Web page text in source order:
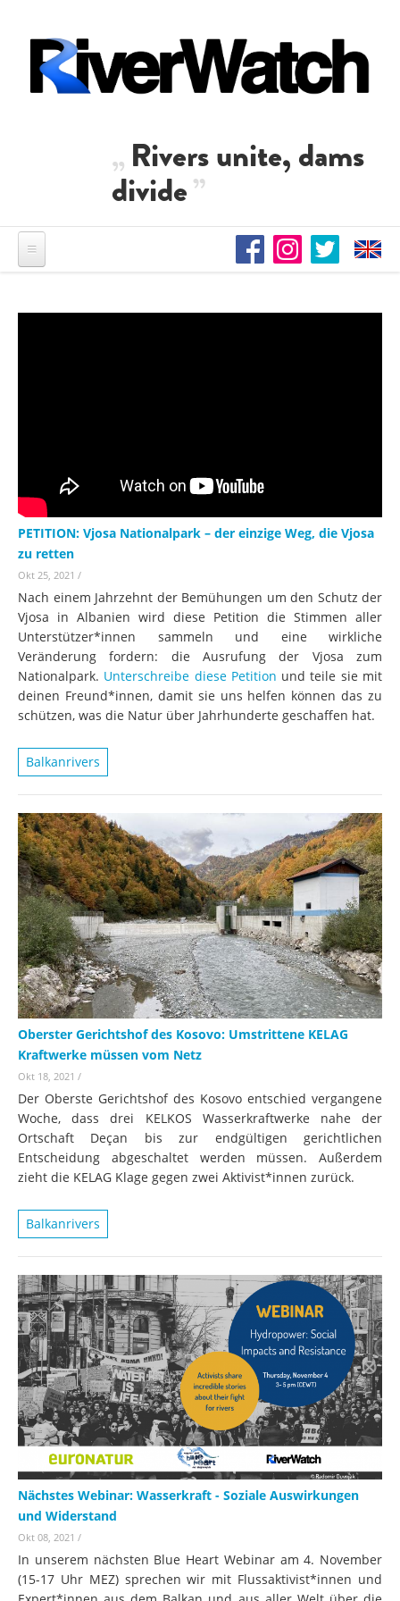
Rivers unite, dams
divide
PETITION: Vjosa Nationalpark – der einzige Weg, die Vjosa
zu retten
Okt 25, 2021 /
Nach einem Jahrzehnt der Bemühungen um den Schutz der
Vjosa in Albanien wird diese Petition die Stimmen aller
Unterstützer*innen sammeln und eine wirkliche
Veränderung fordern: die Ausrufung der Vjosa zum
Nationalpark. Unterschreibe diese Petition und teile sie mit
deinen Freund*innen, damit sie uns helfen können das zu
schützen, was die Natur über Jahrhunderte geschaffen hat.
Balkanrivers
Oberster Gerichtshof des Kosovo: Umstrittene KELAG
Kraftwerke müssen vom Netz
Okt 18, 2021 /
Der Oberste Gerichtshof des Kosovo entschied vergangene
Woche, dass drei KELKOS Wasserkraftwerke nahe der
Ortschaft Deçan bis zur endgültigen gerichtlichen
Entscheidung abgeschaltet werden müssen. Außerdem
zieht die KELAG Klage gegen zwei Aktivist*innen zurück.
Balkanrivers
Nächstes Webinar: Wasserkraft - Soziale Auswirkungen
und Widerstand
Okt 08, 2021 /
In unserem nächsten Blue Heart Webinar am 4. November
(15-17 Uhr MEZ) sprechen wir mit Flussaktivist*innen und